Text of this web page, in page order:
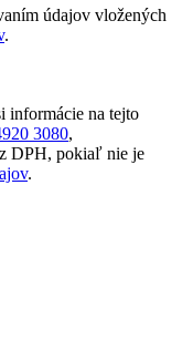
údajov vložených
.
informácie na tejto
3080,
DPH, pokiaľ nie je
.